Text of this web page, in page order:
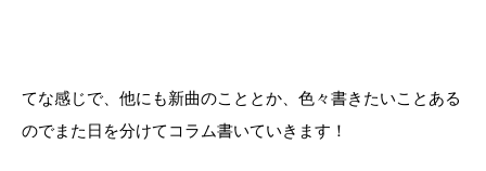
てな感じで、他にも新曲のこととか、色々書きたいことある
のでまた日を分けてコラム書いていきます！